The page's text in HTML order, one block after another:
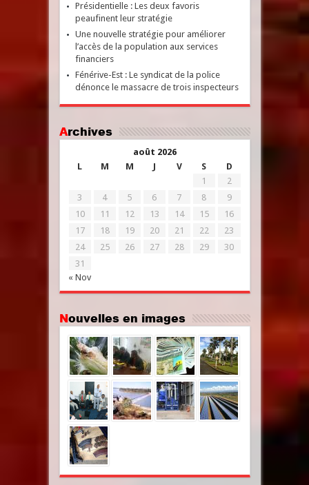
Présidentielle : Les deux favoris
peaufinent leur stratégie
Une nouvelle stratégie pour améliorer
l’accès de la population aux services
financiers
Fénérive-Est : Le syndicat de la police
dénonce le massacre de trois inspecteurs
Archives
août 2026
L
M M J V S D
« Nov
1
2
3
4 5 6 7 8
9
10
11 12 13 14 15
16
17
18 19 20 21 22
23
24
25 26 27 28 29
30
31
Nouvelles en images